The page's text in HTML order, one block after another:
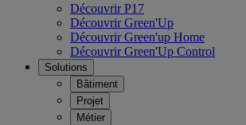
Découvrir P17
Découvrir Green'Up
Découvrir Green'up Home
Découvrir Green'Up Control
Solutions
Bâtiment
Projet
Métier